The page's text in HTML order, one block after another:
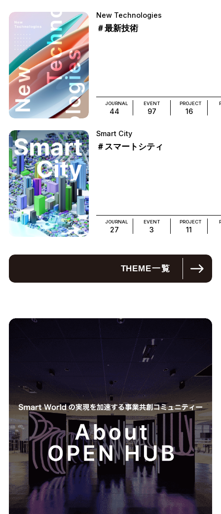
New Technologies
＃最新技術
JOURNAL
44
EVENT
97
PROJECT
16
Smart City
＃スマートシティ
JOURNAL
27
EVENT
3
PROJECT
11
THEME一覧